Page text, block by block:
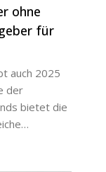
ohne
für
auch 2025
der
bietet die